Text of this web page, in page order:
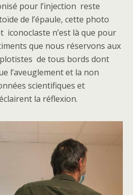
pour l’injection reste
de l’épaule, cette photo
iconoclaste n’est là que pour
que nous réservons aux
de tous bords dont
l’aveuglement et la non
scientifiques et
la réflexion.